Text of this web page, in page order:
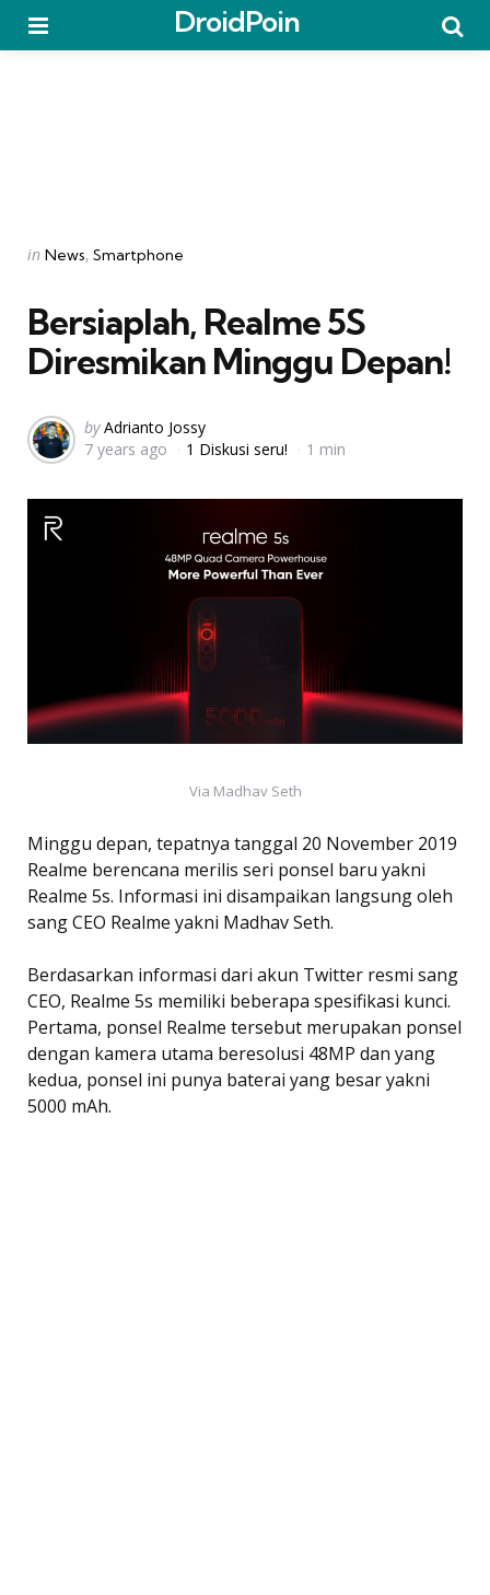
DroidPoin
Categories
Posted
in News Smartphone
Bersiaplah, Realme 5S
Diresmikan Minggu Depan!
Posted
by
by Adrianto Jossy
7 years ago
1 Diskusi seru! 1 min
Via Madhav Seth
Minggu depan, tepatnya tanggal 20 November 2019
Realme berencana merilis seri ponsel baru yakni
Realme 5s. Informasi ini disampaikan langsung oleh
sang CEO Realme yakni Madhav Seth.
Berdasarkan informasi dari akun Twitter resmi sang
CEO, Realme 5s memiliki beberapa spesifikasi kunci.
Pertama, ponsel Realme tersebut merupakan ponsel
dengan kamera utama beresolusi 48MP dan yang
kedua, ponsel ini punya baterai yang besar yakni
5000 mAh.